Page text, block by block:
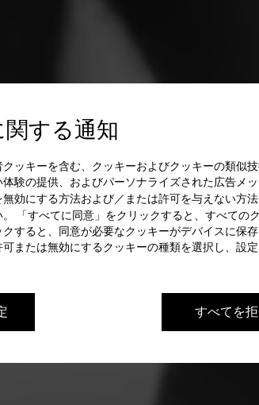
する通知
ッキーを含む、クッキーおよびクッキーの類似
験の提供、およびパーソナライズされた広告メ
効にする方法および／または許可を与えない方法
「すべてに同意」をクリックすると、すべての
すると、同意が必要なクッキーがデバイスに保
または無効にするクッキーの種類を選択し、設定
すべてを